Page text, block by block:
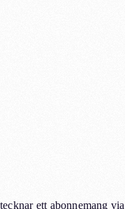
ett abonnemang